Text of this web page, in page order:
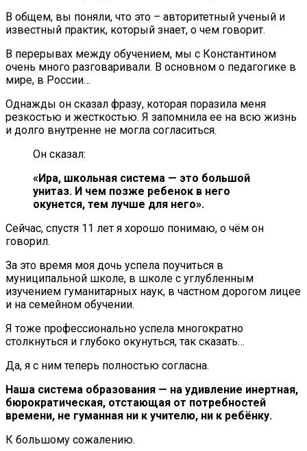
В общем, вы поняли, что это – авторитетный ученый и
известный практик, который знает, о чем говорит.
В перерывах между обучением, мы с Константином
очень много разговаривали. В основном о педагогике в
мире, в России…
Однажды он сказал фразу, которая поразила меня
резкостью и жесткостью. Я запомнила ее на всю жизнь
и долго внутренне не могла согласиться.
Он сказал:
«Ира, школьная система — это большой
унитаз. И чем позже ребенок в него
окунется, тем лучше для него».
Сейчас, спустя 11 лет я хорошо понимаю, о чём он
говорил.
За это время моя дочь успела поучиться в
муниципальной школе, в школе с углубленным
изучением гуманитарных наук, в частном дорогом лицее
и на семейном обучении.
Я тоже профессионально успела многократно
столкнуться и глубоко окунуться, так сказать…
Да, я с ним теперь полностью согласна.
Наша система образования — на удивление инертная,
бюрократическая, отстающая от потребностей
времени, не гуманная ни к учителю, ни к ребёнку.
К большому сожалению.